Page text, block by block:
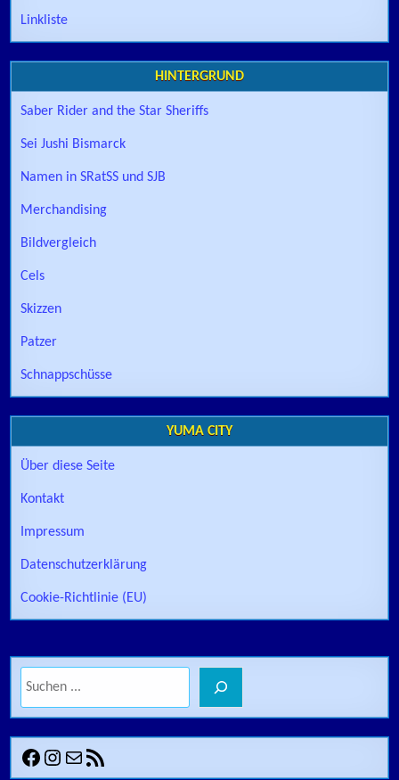
Linkliste
HINTERGRUND
Saber Rider and the Star Sheriffs
Sei Jushi Bismarck
Namen in SRatSS und SJB
Merchandising
Bildvergleich
Cels
Skizzen
Patzer
Schnappschüsse
YUMA CITY
Über diese Seite
Kontakt
Impressum
Datenschutzerklärung
Cookie-Richtlinie (EU)
Facebook
Instagram
E-MailRSS-Feed